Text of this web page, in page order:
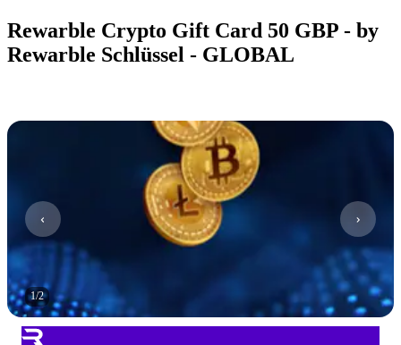
Rewarble Crypto Gift Card 50 GBP - by
Rewarble Schlüssel - GLOBAL
1/2